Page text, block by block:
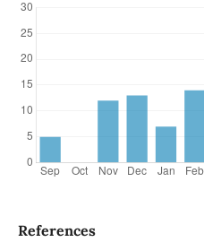
References